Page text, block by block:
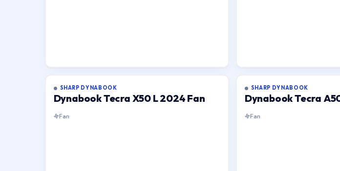
SHARP DYNABOOK
Dynabook Tecra X50 L 2024 Fan
Fan
SHARP DYNABOOK
Dynabook Tecra
Fan